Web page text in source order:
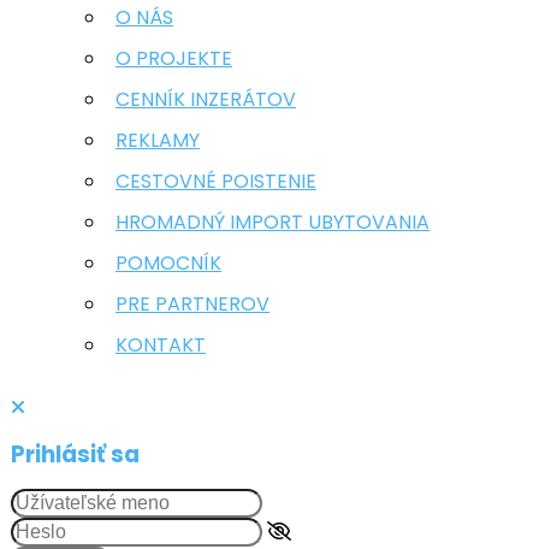
O NÁS
O PROJEKTE
CENNÍK INZERÁTOV
REKLAMY
CESTOVNÉ POISTENIE
HROMADNÝ IMPORT UBYTOVANIA
POMOCNÍK
PRE PARTNEROV
KONTAKT
Prihlásiť sa